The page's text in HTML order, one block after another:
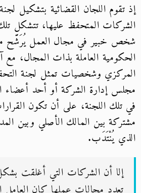
إذ تقوم اللجان القضائية بتشكيل
الشركات المتحفظ عليها، تتشكل
شخص خبير في مجال العمل يُرَشَّح
الحكومية العاملة بذات المجال، مع
المركزي وشخصيات تمثل لجنة
مجلس إدارة الشركة أو أحد أعضاء
في تلك اللجنة، على أن تكون
مشتركة بين المالك الأصلي وبين
الذي يُنْتَدَب.
إلا أن الشركات التي أغلقت